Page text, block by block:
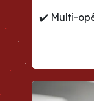
✔️ Multi-